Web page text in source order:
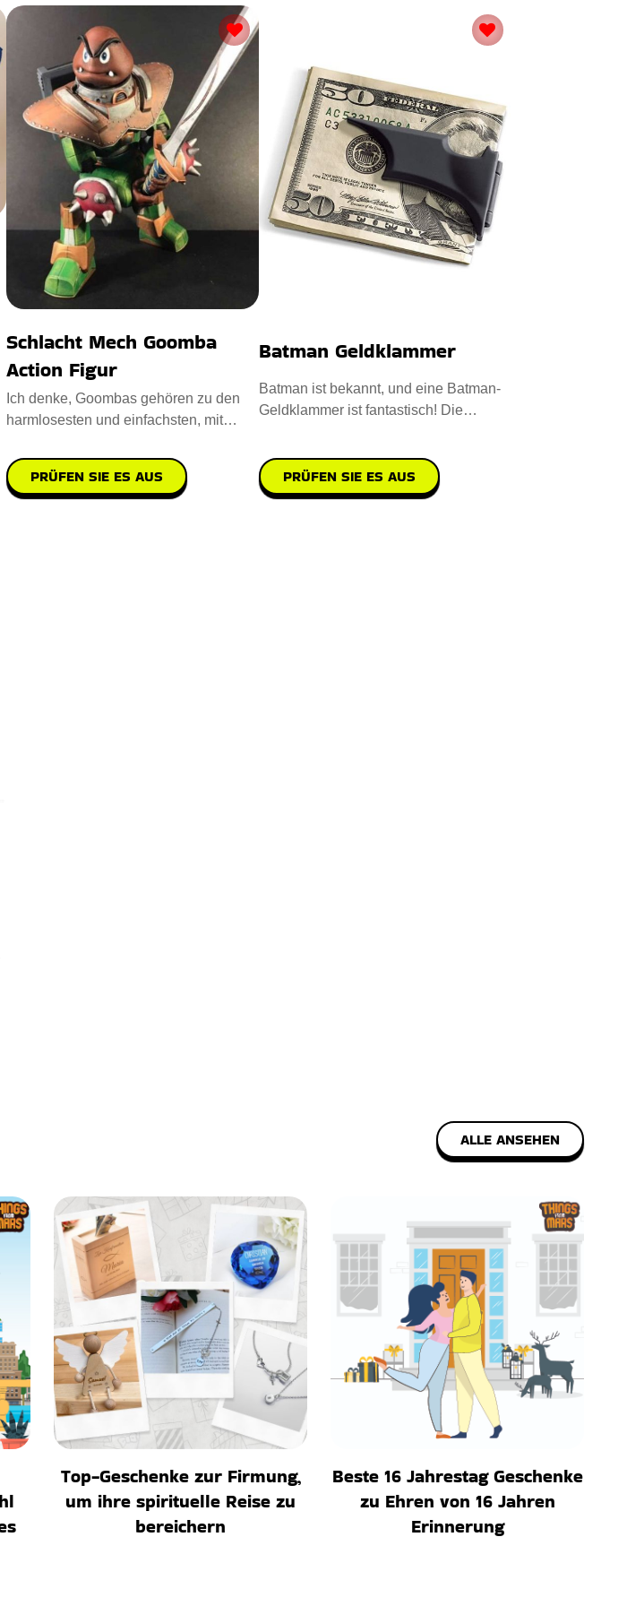
Schlacht Mech Goomba
Action Figur
Ich denke, Goombas gehören zu den
harmlosesten und einfachsten, mit
PRÜFEN SIE ES AUS
Batman Geldklammer
Batman ist bekannt, und eine Batman-
Geldklammer ist fantastisch! Die
PRÜFEN SIE ES AUS
ALLE ANSEHEN
Top-Geschenke zur Firmung,
um ihre spirituelle Reise zu
bereichern
Beste 16 Jahrestag Geschenke
zu Ehren von 16 Jahren
Erinnerung